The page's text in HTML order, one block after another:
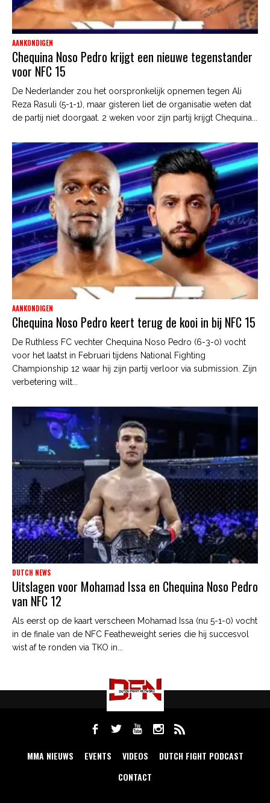
AANKONDIGEN
Chequina Noso Pedro krijgt een nieuwe tegenstander
voor NFC 15
De Nederlander zou het oorspronkelijk opnemen tegen Ali
Reza Rasuli (5-1-1), maar gisteren liet de organisatie weten dat
de partij niet doorgaat. 2 weken voor zijn partij krijgt Chequina...
AANKONDIGEN
Chequina Noso Pedro keert terug de kooi in bij NFC 15
De Ruthless FC vechter Chequina Noso Pedro (6-3-0) vocht
voor het laatst in Februari tijdens National Fighting
Championship 12 waar hij zijn partij verloor via submission. Zijn
verbetering wilt...
DUTCH NEWS
Uitslagen voor Mohamad Issa en Chequina Noso Pedro
van NFC 12
Als eerst op de kaart verscheen Mohamad Issa (nu 5-1-0) vocht
in de finale van de NFC Featheweight series die hij succesvol
wist af te ronden via TKO in...
MMA NIEUWS EVENTS VIDEOS
DUTCH FIGHT PODCAST
CONTACT